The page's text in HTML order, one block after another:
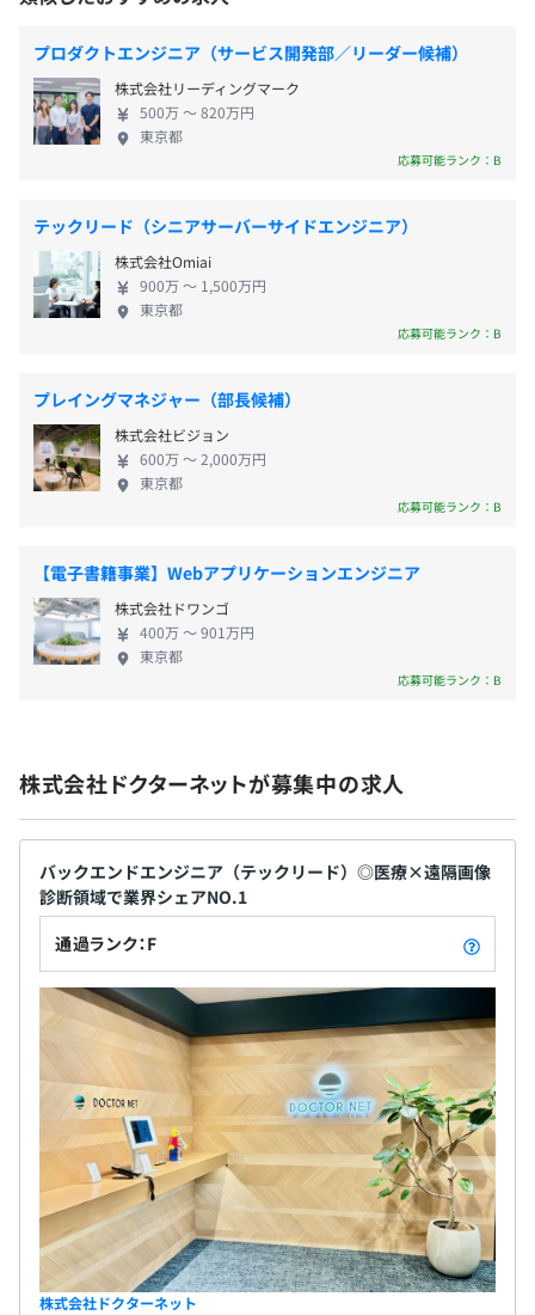
開発言語：C#、Python3、TypeScript、JavaScript
フレームワーク：.NET Framework .NET Core、React、
Next.Js
データベース： SQL Server、MySQL
プロジェクト管理：Backlog
ソースコードバージョン管理：Git（GitHub／
AzureDevOps）
コミュニケーションツール：Slack
■開発体制
ア組織となります。
現状では小規模な組織なので開発領域もフロントエンドや
バックエンドで分けておらず、個人の得意領域や要望を考
慮してプロジェクトやタスクをアサインしていきます。
プロジェクトごとに朝会を実施したり、一部ではスクラム
開発を導入しスピード感を重視して開発を進めておりま
す。
エンジニアはプロダクトごとにチームを分けており、各チ
ームは5名から10名で構成。1人当たりの担当プロダクト
は2、3個です。
通勤手当、従業員持株会
賞与：年2回（管理監督者採用の場合、業績賞与1回）
■社会保険完備
・健康保険（関東ITソフトウェア健保契約の保養施設・レ
・厚生年金、雇用保険、労災保険
ォームのため、精度の高い診断結果をスピーディに
提供している点が強みです。 専門分野ごとに最適な
マッチングをおこない、高品質な読影レポートを作
成可能です。 ◆健診／検診専用遠隔画像診断支援サ
ービス『Tele-DOC』 診療科専門医による健診／検診
症例に特化しています。 多様な検査項目やレポート
ーズに対応可能です。 専用システムによって院内シ
ステムとなめらかな連携を実現し、安定した高品質
の画像診断を提供しています。 ◆医療機関と放射線
診断専門医をクラウドでつなぐサービス『Virtual-
RAD』 医療機関と放射線診断専門医をつなぎ、遠隔
す。 インターネットをつなげられる状況であれば、
読影する先生はいつでもどこでも読影が可能です。
◆汎用画像診断システム『ドクターPACSfor』 さま
ざまな医用画像やレポートを一元で管理・運用でき
ます。 柔軟なデータ連携で、読影環境やワークフロ
『AI-RAD』 複数の人工知能エンジンと医療施設・放
射線診断専門医を遠隔でつなぐことで、画像診断を
サポートします。
プロダクトエンジニア（サービス開発部／リーダー候補）
株式会社リーディングマーク
500万 〜 820万円
東京都
応募可能ランク：B
テックリード（シニアサーバーサイドエンジニア）
株式会社Omiai
900万 〜 1,500万円
東京都
応募可能ランク：B
プレイングマネジャー（部長候補）
株式会社ビジョン
600万 〜 2,000万円
東京都
応募可能ランク：B
【電子書籍事業】Webアプリケーションエンジニア
株式会社ドワンゴ
400万 〜 901万円
東京都
応募可能ランク：B
株式会社ドクターネットが募集中の求人
バックエンドエンジニア（テックリード）◎医療×遠隔画像
診断領域で業界シェアNO.1
通過ランク：F
株式会社ドクターネット